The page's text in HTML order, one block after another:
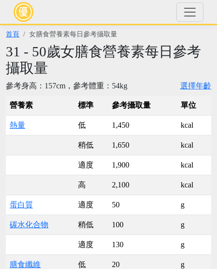
首頁 女膳食營養素每日參考攝取量
31 - 50歲女膳食營養素每日參考
攝取量
參考身高：157cm，參考體重：54kg 選擇年齡
營養素 標準 參考攝取量 單位
熱量 低 1,450 kcal
稍低 1,650 kcal
適度 1,900 kcal
高 2,100 kcal
蛋白質 適度 50 g
碳水化合物 稍低 100 g
適度 130 g
膳食纖維 低 20 g